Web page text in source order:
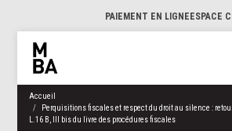
PAIEMENT EN LIGNEESPACE
Accueil
Perquisitions fiscales et respect du droit au silence :
L.16 B, III bis du livre des procédures fiscales